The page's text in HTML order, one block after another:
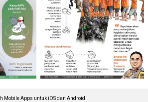
Mobile Apps untuk iOS dan Android